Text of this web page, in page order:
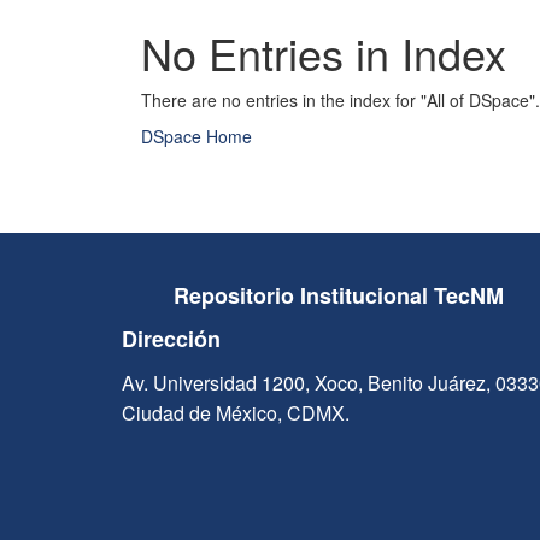
No Entries in Index
There are no entries in the index for "All of DSpace".
DSpace Home
Repositorio Institucional TecNM
Dirección
Av. Universidad 1200, Xoco, Benito Juárez,
Ciudad de México, CDMX.